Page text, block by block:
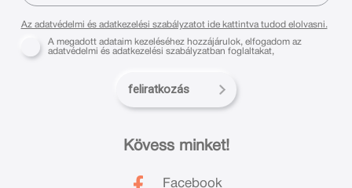
Kövess minket!
Facebook
Az adatvédelmi és adatkezelési szabályzatot ide kattintva tudod elolvasni.
A megadott adataim kezeléséhez hozzájárulok, elfogadom az
adatvédelmi és adatkezelési szabályzatban foglaltakat,
feliratkozás